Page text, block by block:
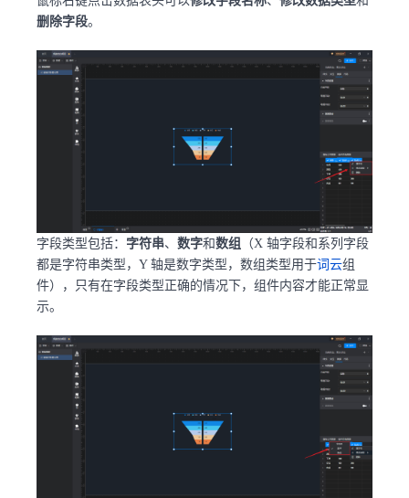
删除字段。
字段类型包括： 字符串、 数字和数组
（X 轴字段和系列字段
都是字符串类型，Y 轴是数字类型，数组类型用于词云组
件），只有在字段类型正确的情况下，组件内容才能正常显
示。